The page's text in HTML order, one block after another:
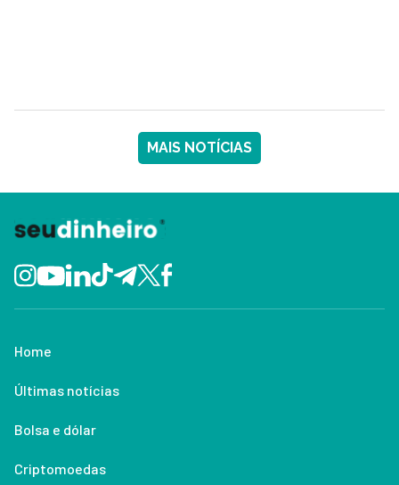
MAIS NOTÍCIAS
Home
Últimas notícias
Bolsa e dólar
Criptomoedas